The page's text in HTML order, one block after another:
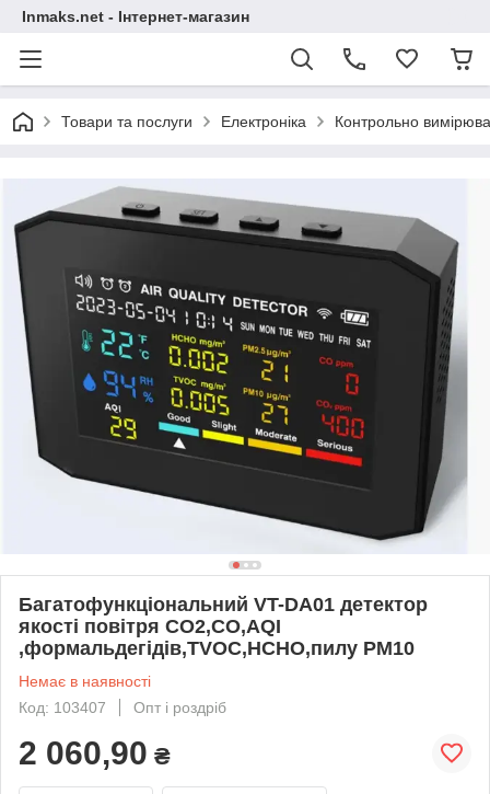
Inmaks.net - Інтернет-магазин
Товари та послуги Електроніка Контрольно
Багатофункціональний VT-DA01 детектор
якості повітря CO2,CO,AQI
,формальдегідів,TVOC,HCHO,пилу PM10
Немає в наявності
Код: 103407
Опт і роздріб
2 060,90 ₴